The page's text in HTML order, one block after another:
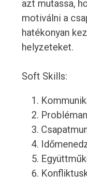
azt mutassa,
motiválni a
hatékonyan
helyzeteket.
Soft Skills: